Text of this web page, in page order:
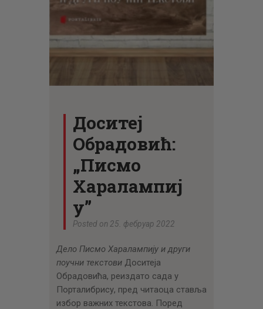
Доситеј
Обрадовић:
„Писмо
Харалампиј
у”
Posted on 25. фебруар 2022
Дело Писмо Харалампију и други
поучни текстовиДоситеја
Обрадовића, реиздато сада у
Порталибрису, пред читаоца ставља
избор важних текстова. Поред